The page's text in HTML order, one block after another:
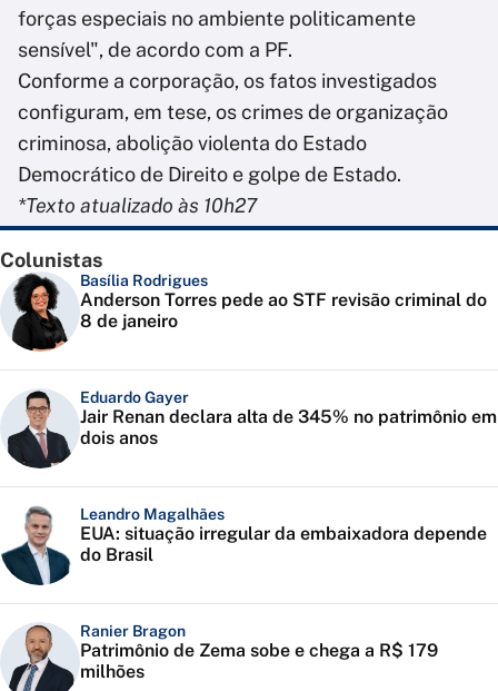
forças especiais no ambiente politicamente
sensível", de acordo com a PF.
Conforme a corporação, os fatos investigados
configuram, em tese, os crimes de organização
criminosa, abolição violenta do Estado
Democrático de Direito e golpe de Estado.
*Texto atualizado às 10h27
Colunistas
Basília Rodrigues
Anderson Torres pede ao STF revisão criminal do
8 de janeiro
Eduardo Gayer
Jair Renan declara alta de 345% no patrimônio em
dois anos
Leandro Magalhães
EUA: situação irregular da embaixadora depende
do Brasil
Ranier Bragon
Patrimônio de Zema sobe e chega a R$ 179
milhões